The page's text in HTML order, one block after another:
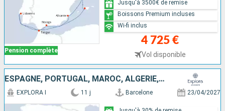
Pension complète
4 725 €
Vol disponible
Jusqu'à 3500€ de remise
Boissons Premium incluses
Wi-fi inclus
ESPAGNE, PORTUGAL, MAROC, ALGÉRIE, IBIZA, MAJORQUE
EXPLORA I 11 j Barcelone 23/04/2027